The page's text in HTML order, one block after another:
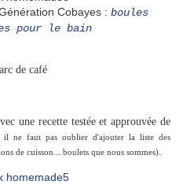
Cobayes : boules
pour le bain
de café
une recette testée et approuvée de
il ne faut pas oublier d'ajouter la liste des
de cuisson... boulets que nous sommes).